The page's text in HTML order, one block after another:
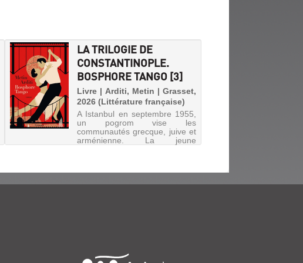
LA TRILOGIE DE
CONSTANTINOPLE.
BOSPHORE TANGO [3]
Livre | Arditi, Metin | Grasset,
2026 (Littérature française)
A Istanbul en septembre 1955,
un pogrom vise les
communautés grecque, juive et
arménienne. La jeune
fils de Jako, Sélim, âgé de 15
ans, tombe amoureu...